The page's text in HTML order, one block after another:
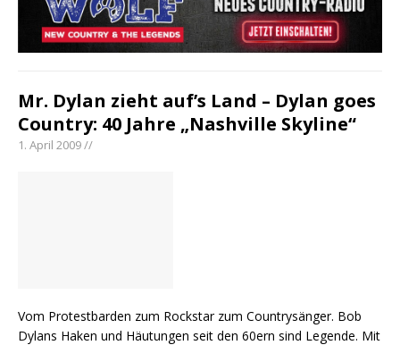
Mr. Dylan zieht auf’s Land – Dylan goes
Country: 40 Jahre „Nashville Skyline“
1. April 2009 //
Vom Protestbarden zum Rockstar zum Countrysänger. Bob
Dylans Haken und Häutungen seit den 60ern sind Legende. Mit